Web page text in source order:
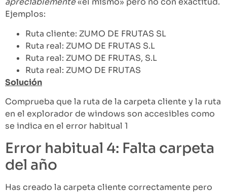
Ejemplos:
Ruta cliente: ZUMO DE FRUTAS SL
Ruta real: ZUMO DE FRUTAS S.L
Ruta real: ZUMO DE FRUTAS, S.L
Ruta real: ZUMO DE FRUTAS
Solución
Comprueba que la ruta de la carpeta cliente y la ruta
en el explorador de windows son accesibles como
se indica en el error habitual 1
Error habitual 4: Falta carpeta
del año
Has creado la carpeta cliente correctamente pero